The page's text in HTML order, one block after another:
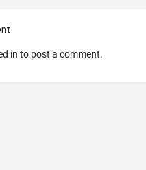
in to post a comment.